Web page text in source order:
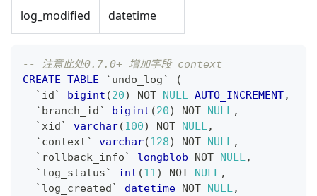
log_modified datetime
-- 注意此处0.7.0+ 增加字段 context
CREATE TABLE ` undo_log `
(
` id ` bigint (20) NOT NULL AUTO_INCREMENT,
` branch_id ` bigint (20) NOT NULL,
`xid ` varchar(100) NOT NULL,
` context ` varchar(128) NOT NULL,
` rollback_info ` longblob NOT NULL,
` log_status ` int (11) NOT NULL,
` log_created ` datetime NOT NULL,